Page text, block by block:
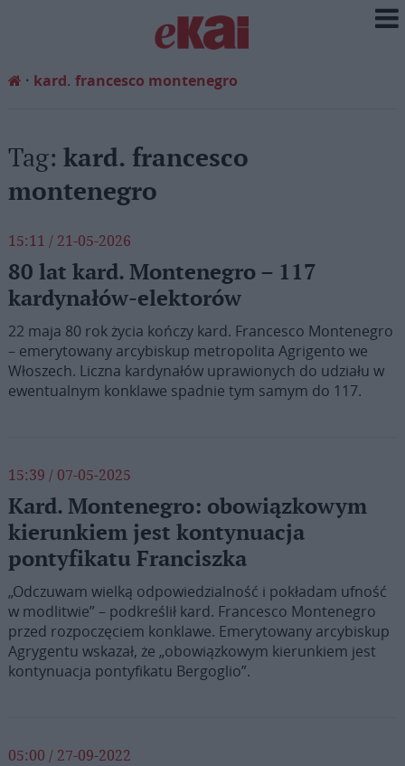
kard. francesco montenegro
Tag: kard. francesco
montenegro
15:11 / 21-05-2026
80 lat kard. Montenegro – 117
kardynałów-elektorów
22 maja 80 rok życia kończy kard. Francesco Montenegro
– emerytowany arcybiskup metropolita Agrigento we
Włoszech. Liczna kardynałów uprawionych do udziału w
ewentualnym konklawe spadnie tym samym do 117.
15:39 / 07-05-2025
Kard. Montenegro: obowiązkowym
kierunkiem jest kontynuacja
pontyfikatu Franciszka
„Odczuwam wielką odpowiedzialność i pokładam ufność
w modlitwie” – podkreślił kard. Francesco Montenegro
przed rozpoczęciem konklawe. Emerytowany arcybiskup
Agrygentu wskazał, że „obowiązkowym kierunkiem jest
kontynuacja pontyfikatu Bergoglio”.
05:00 / 27-09-2022